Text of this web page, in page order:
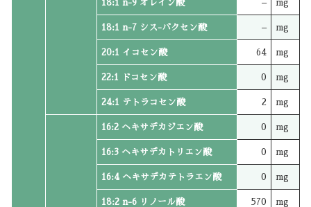
18:1 n-9 オレイン酸 – mg
18:1 n-7 シス-バクセン酸 – mg
20:1 イコセン酸 64 mg
22:1 ドコセン酸 0 mg
24:1 テトラコセン酸 2 mg
16:2 ヘキサデカジエン酸 0 mg
16:3 ヘキサデカトリエン酸 0 mg
16:4 ヘキサデカテトラエン酸 0 mg
18:2 n-6 リノール酸 570 mg